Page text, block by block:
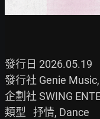
發行日 2026.05.19
發行社 Genie
企劃社 SWING
類型   抒情, Dance